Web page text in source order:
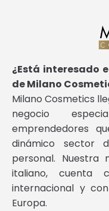
¿Está interesado
de Milano
Milano Cosmetics
negocio
emprendedores
dinámico sector
personal. Nuestra
italiano, cuenta
internacional y
Europa.